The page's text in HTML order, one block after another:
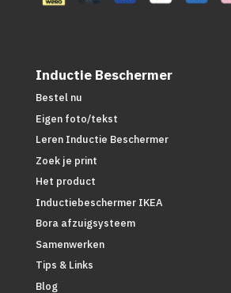
Inductie Beschermer
Bestel nu
Eigen foto/tekst
Leren Inductie Beschermer
Zoek je print
Het product
Inductiebeschermer IKEA
Bora afzuigsysteem
Samenwerken
Tips & Links
Blog